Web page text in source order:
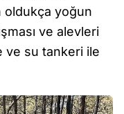
oldukça yoğun
ve alevleri
ve su tankeri ile